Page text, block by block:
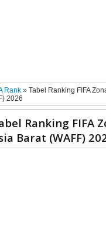
Rank»Tabel Ranking FIFA
2026
Ranking FIFA
Barat (WAFF)